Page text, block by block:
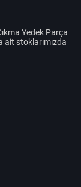
Yedek Parça
ait stoklarımızda